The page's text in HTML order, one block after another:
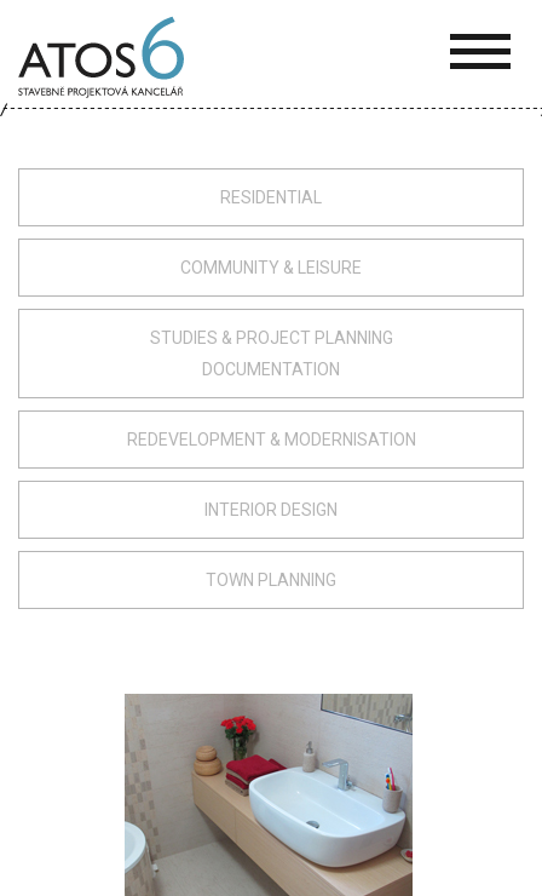
6
RESIDENTIAL
COMMUNITY & LEISURE
STUDIES & PROJECT PLANNING
DOCUMENTATION
REDEVELOPMENT & MODERNISATION
INTERIOR DESIGN
TOWN PLANNING